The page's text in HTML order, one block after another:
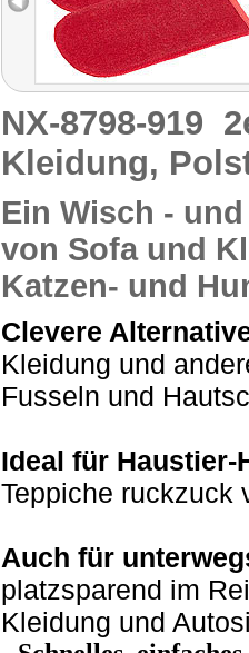
NX-8798-919
Kleidung,
Ein Wisch -
von Sofa und
Katzen- und
Clevere
Kleidung und
Fusseln und
Ideal für Haustier-
Teppiche ruckzuck
Auch für
platzsparend im
Kleidung und